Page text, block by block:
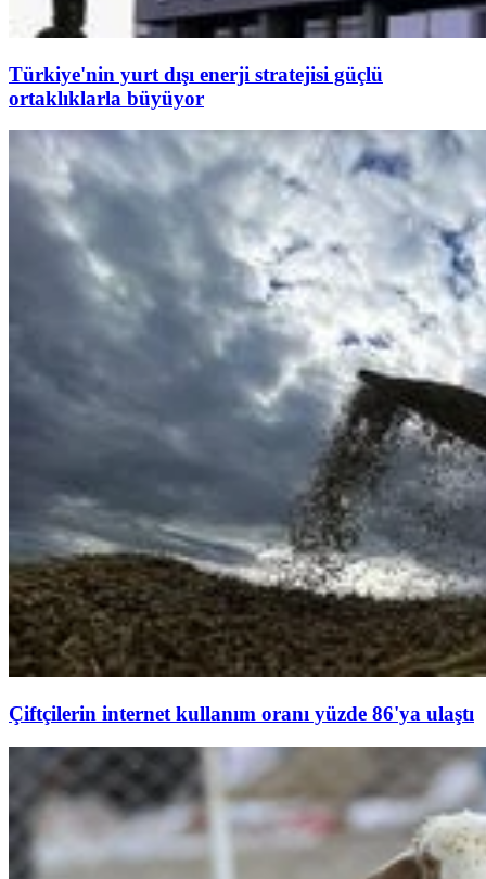
Türkiye'nin yurt dışı enerji stratejisi güçlü
ortaklıklarla büyüyor
Çiftçilerin internet kullanım oranı yüzde 86'ya ulaştı